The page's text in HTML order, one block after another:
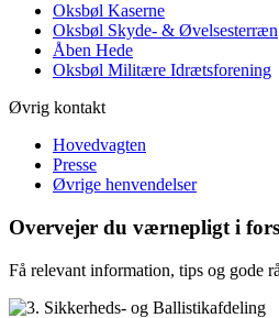
Oksbøl Kaserne
Oksbøl Skyde- & Øvelsesterræn
Åben Hede
Oksbøl Militære Idrætsforening
Øvrig kontakt
Hovedvagten
Presse
Øvrige henvendelser
Overvejer du værnepligt i
Få relevant information, tips og gode